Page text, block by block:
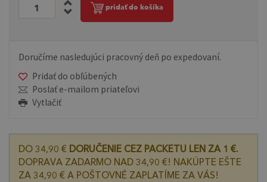
pridať do košíka
Doručíme nasledujúci pracovný deň po expedovaní.
Pridať do obľúbených
Poslať e-mailom priateľovi
Vytlačiť
DO 34,90 € DORUČENIE CEZ PACKETU LEN ZA 1 €.
DOPRAVA ZADARMO NAD 34,90 €! NAKÚPTE EŠTE
ZA 34,90 € A POŠTOVNÉ ZAPLATÍME ZA VÁS!